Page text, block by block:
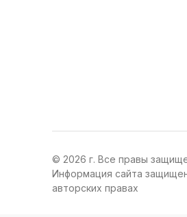
© 2026 г. Все правы
Информация сайта
авторских правах